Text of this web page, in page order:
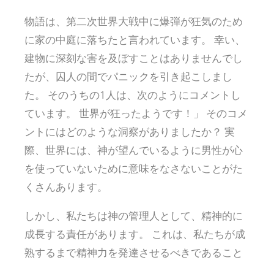
物語は、第二次世界大戦中に爆弾が狂気のため
に家の中庭に落ちたと言われています。 幸い、
建物に深刻な害を及ぼすことはありませんでし
たが、囚人の間でパニックを引き起こしまし
た。 そのうちの1人は、次のようにコメントし
ています。 世界が狂ったようです！」 そのコメ
ントにはどのような洞察がありましたか？ 実
際、世界には、神が望んでいるように男性が心
を使っていないために意味をなさないことがた
くさんあります。
しかし、私たちは神の管理人として、精神的に
成長する責任があります。 これは、私たちが成
熟するまで精神力を発達させるべきであること